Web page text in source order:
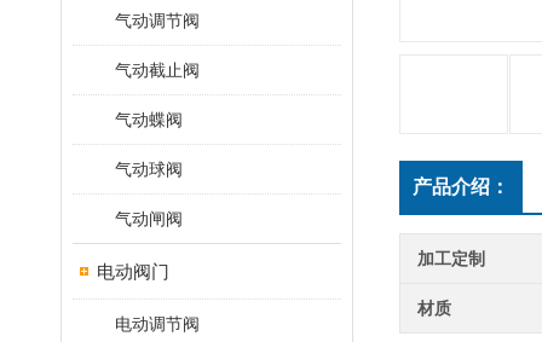
气动调节阀
气动截止阀
气动蝶阀
气动球阀
气动闸阀
电动阀门
电动调节阀
产品介绍：
加工定制
材质